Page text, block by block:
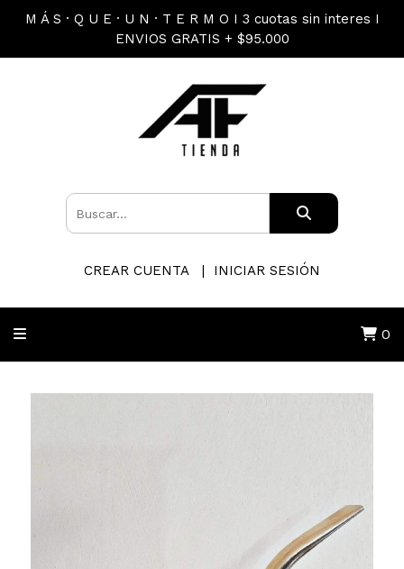
M Á S · Q U E · U N · T E R M O I 3 cuotas sin interes I
ENVIOS GRATIS + $95.000
CREAR CUENTA INICIAR SESIÓN
0